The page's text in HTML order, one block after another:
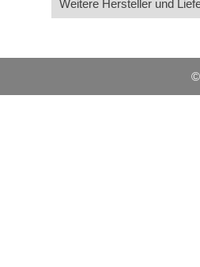
Weitere Hersteller und